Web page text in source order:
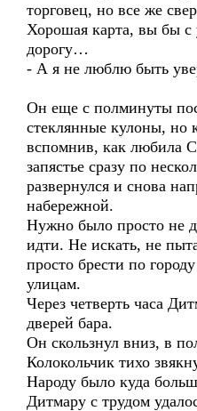
торговец, но все же
Хорошая карта, вы бы с
дорогу…
- А я не люблю быть
Он еще с полминуты
стеклянные кулоны, но
вспомнив, как любила
запястье сразу по
развернулся и снова
набережной.
Нужно было просто не
идти. Не искать, не
просто брести по
улицам.
Через четверть часа
дверей бара.
Он скользнул вниз, в
Колокольчик тихо
Народу было куда
Дитмару с трудом